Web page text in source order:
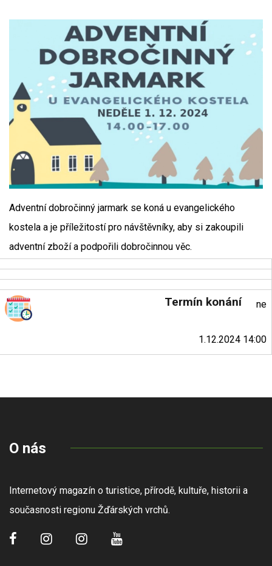
Adventní dobročinný jarmark se koná u evangelického
kostela a je příležitostí pro návštěvníky, aby si zakoupili
adventní zboží a podpořili dobročinnou věc.
Termín konání ne
1.12.2024 14:00
O nás
Internetový magazín o turistice, přírodě, kultuře, historii a
současnosti regionu Žďárských vrchů.